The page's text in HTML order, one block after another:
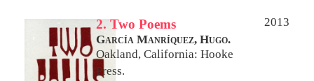
2. Two Poems
2013
García Manríquez, Hugo.
Oakland, California: Hooke
Press.